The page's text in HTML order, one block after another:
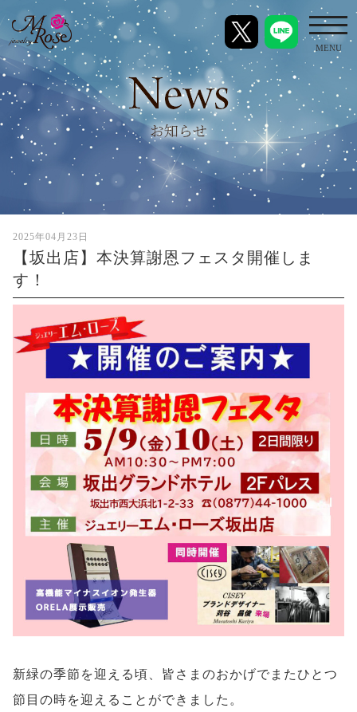
MENU
2025年04月23日
【坂出店】本決算謝恩フェスタ開催しま
す！
新緑の季節を迎える頃、皆さまのおかげでまたひとつ
節目の時を迎えることができました。